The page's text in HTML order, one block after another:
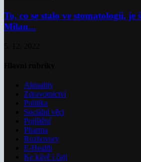
To, co se stalo ve stomatologii, je
Milan...
Aktuality
Zdravotnictví
Politika
Sociální věci
Pojištění
Pharma
Rozhovory
E-Health
Ke kávě i čaji